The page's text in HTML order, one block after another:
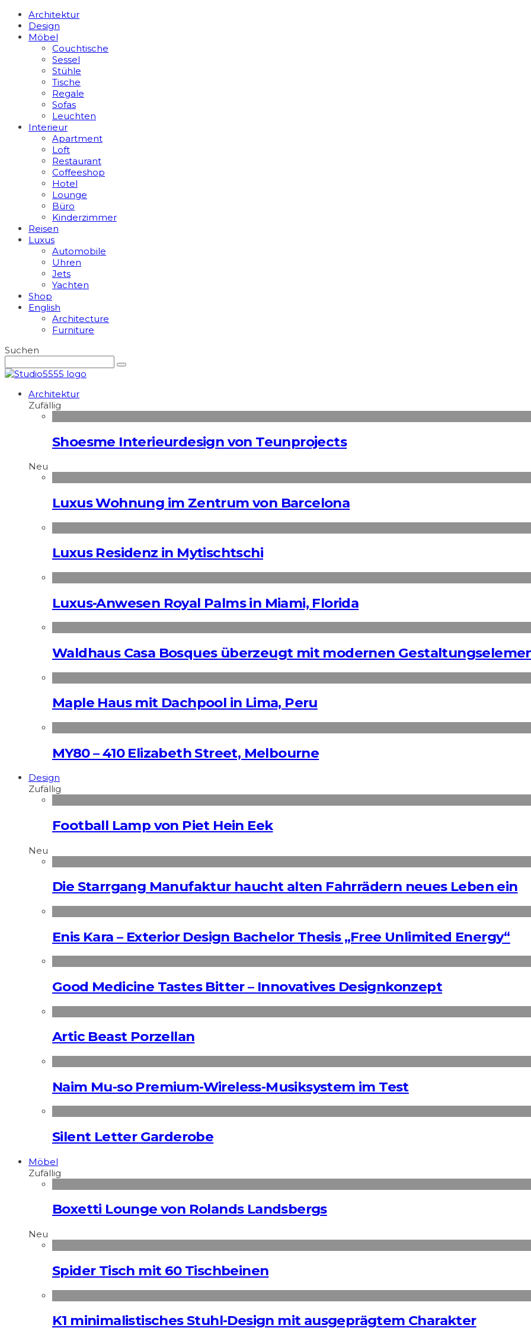
Architektur
Design
Möbel
Couchtische
Sessel
Stühle
Tische
Regale
Sofas
Leuchten
Interieur
Apart­ment
Loft
Restaurant
Coffeeshop
Hotel
Lounge
Büro
Kinderzimmer
Reisen
Luxus
Automobile
Uhren
Jets
Yachten
Shop
English
Architecture
Furniture
Suchen
Architektur
Zufällig
Shoesme Interieurdesign von Teunprojects
Neu
Luxus Wohnung im Zentrum von Barcelona
Luxus Residenz in Mytischtschi
Luxus-Anwesen Royal Palms in Miami, Florida
Waldhaus Casa Bosques überzeugt mit modernen
Maple Haus mit Dachpool in Lima, Peru
MY80 – 410 Elizabeth Street, Melbourne
Design
Zufällig
Football Lamp von Piet Hein Eek
Neu
Die Starrgang Manufaktur haucht alten Fahrrädern neues Leben ein
Enis Kara – Exterior Design Bachelor Thesis „Free Unlimited Energy“
Good Medicine Tastes Bitter – Innovatives Designkonzept
Artic Beast Porzellan
Naim Mu-so Premium-Wireless-Musiksystem im Test
Silent Letter Garderobe
Möbel
Zufällig
Boxetti Lounge von Rolands Landsbergs
Neu
Spider Tisch mit 60 Tischbeinen
K1 minimalistisches Stuhl-Design mit ausgeprägtem Charakter